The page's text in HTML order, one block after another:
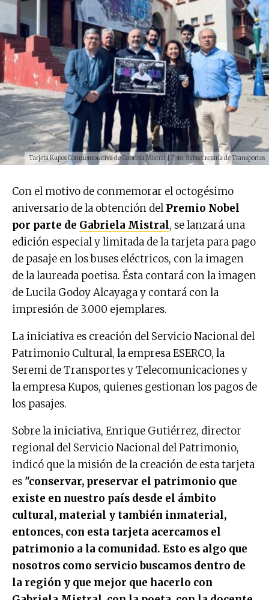
Tarjeta Kupos Conmemorativa de Gabriela Mistral | Foto: Subsecretaría de Transportes
Con el motivo de conmemorar el octogésimo
aniversario de la obtención delPremio Nobel
por parte de Gabriela Mistral, se lanzará una
edición especial y limitada de la tarjeta para pago
de pasaje en los buses eléctricos, con la imagen
de la laureada poetisa. Ésta contará con la imagen
de Lucila Godoy Alcayaga y contará con la
impresión de 3.000 ejemplares.
La iniciativa es creación del Servicio Nacional del
Patrimonio Cultural, la empresa ESERCO, la
Seremi de Transportes y Telecomunicaciones y
la empresa Kupos, quienes gestionan los pagos de
los pasajes.
Sobre la iniciativa, Enrique Gutiérrez, director
regional del Servicio Nacional del Patrimonio,
indicó que la misión de la creación de esta tarjeta
es "conservar, preservar el patrimonio que
existe en nuestro país desde el ámbito
cultural, material y también inmaterial,
entonces, con esta tarjeta acercamos el
patrimonio a la comunidad. Esto es algo que
nosotros como servicio buscamos dentro de
la región y que mejor que hacerlo con